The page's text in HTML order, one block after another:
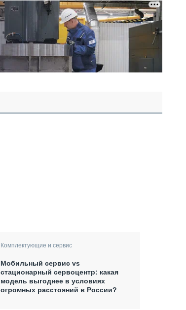
Комплектующие и сервис
Мобильный сервис vs
стационарный сервоцентр: какая
модель выгоднее в условиях
огромных расстояний в России?